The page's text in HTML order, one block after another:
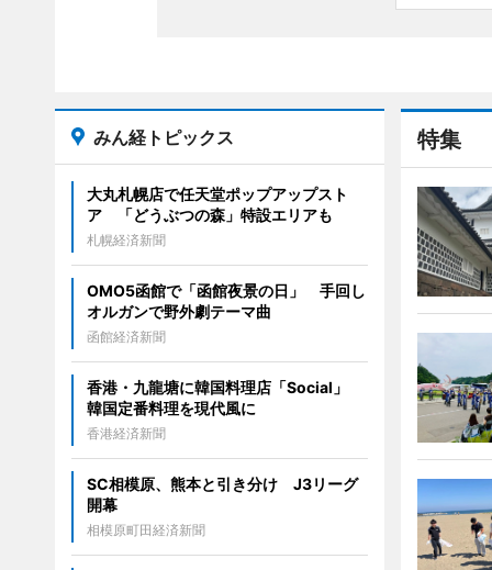
特集
みん経トピックス
大丸札幌店で任天堂ポップアップスト
ア 「どうぶつの森」特設エリアも
札幌経済新聞
OMO5函館で「函館夜景の日」 手回し
オルガンで野外劇テーマ曲
函館経済新聞
香港・九龍塘に韓国料理店「Social」
韓国定番料理を現代風に
香港経済新聞
SC相模原、熊本と引き分け J3リーグ
開幕
相模原町田経済新聞